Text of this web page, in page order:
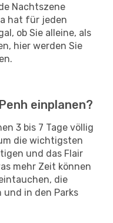
Nachtszene
hat für jeden
ob Sie alleine, als
hier werden Sie
einplanen?
3 bis 7 Tage völlig
die wichtigsten
und das Flair
mehr Zeit können
die
in den Parks